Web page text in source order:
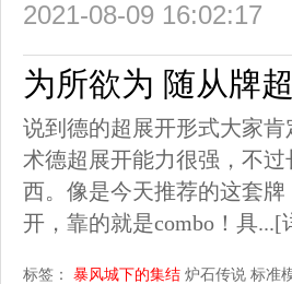
2021-08-09 16:02:17
为所欲为 随从牌
说到德的超展开形式大家
术德超展开能力很强，不
西。像是今天推荐的这套
开，靠的就是combo！具...[
标签： 暴风城下的集结 炉石传说 标准